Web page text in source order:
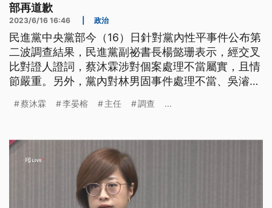
部再道歉
2023/6/16 16:46 政治
民進黨中央黨部今（16）日針對黨內性平事件公布第
二波調查結果，民進黨副祕書長楊懿珊表示，經交叉
比對證人證詞，蔡沐霖涉對個案處理不當屬實，且情
節嚴重。另外，黨內對林男固事件處理不當、吳濬彥
立友善申訴管道，也呼籲涉案者勿對被害人再度傷
蔡沐霖 李晏榕 主任 調查 ...